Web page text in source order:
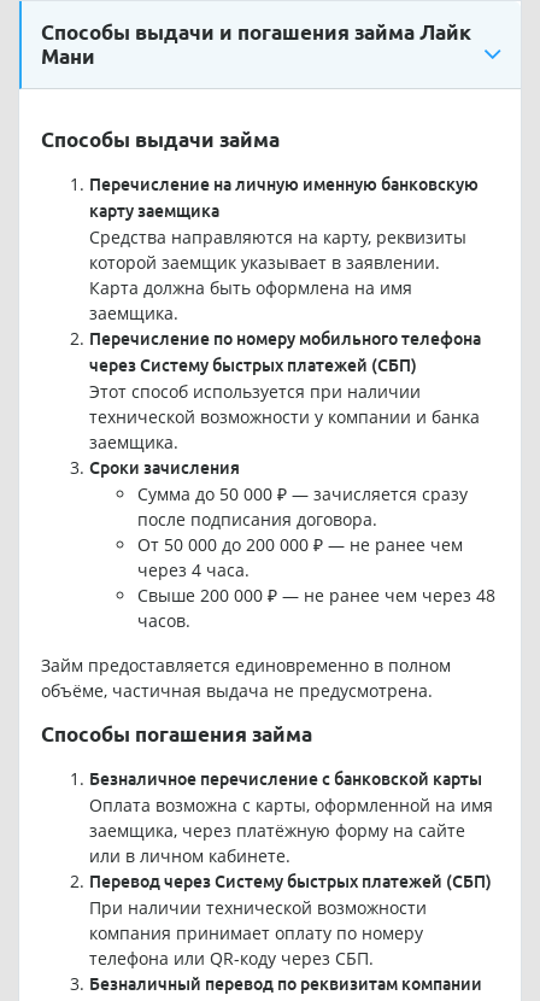
Способы выдачи и погашения займа Лайк
Мани
Способы выдачи займа
Перечисление на личную именную банковскую
карту заемщика
Средства направляются на карту, реквизиты
которой заемщик указывает в заявлении.
Карта должна быть оформлена на имя
заемщика.
Перечисление по номеру мобильного телефона
через Систему быстрых платежей (СБП)
Этот способ используется при наличии
технической возможности у компании и банка
заемщика.
Сроки зачисления
Сумма до 50 000 ₽ — зачисляется сразу
после подписания договора.
От 50 000 до 200 000 ₽ — не ранее чем
через 4 часа.
Свыше 200 000 ₽ — не ранее чем через 48
часов.
Займ предоставляется единовременно в полном
объёме, частичная выдача не предусмотрена.
Способы погашения займа
Безналичное перечисление с банковской карты
Оплата возможна с карты, оформленной на имя
заемщика, через платёжную форму на сайте
или в личном кабинете.
Перевод через Систему быстрых платежей (СБП)
При наличии технической возможности
компания принимает оплату по номеру
телефона или QR-коду через СБП.
Безналичный перевод по реквизитам компании